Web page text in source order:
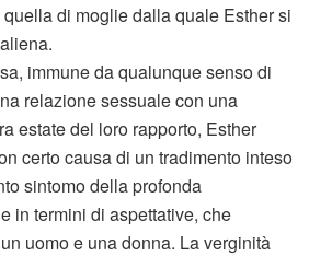
di moglie dalla quale Esther si
immune da qualunque senso di
relazione sessuale con una
estate del loro rapporto, Esther
certo causa di un tradimento inteso
sintomo della profonda
in termini di aspettative, che
uomo e una donna. La verginità